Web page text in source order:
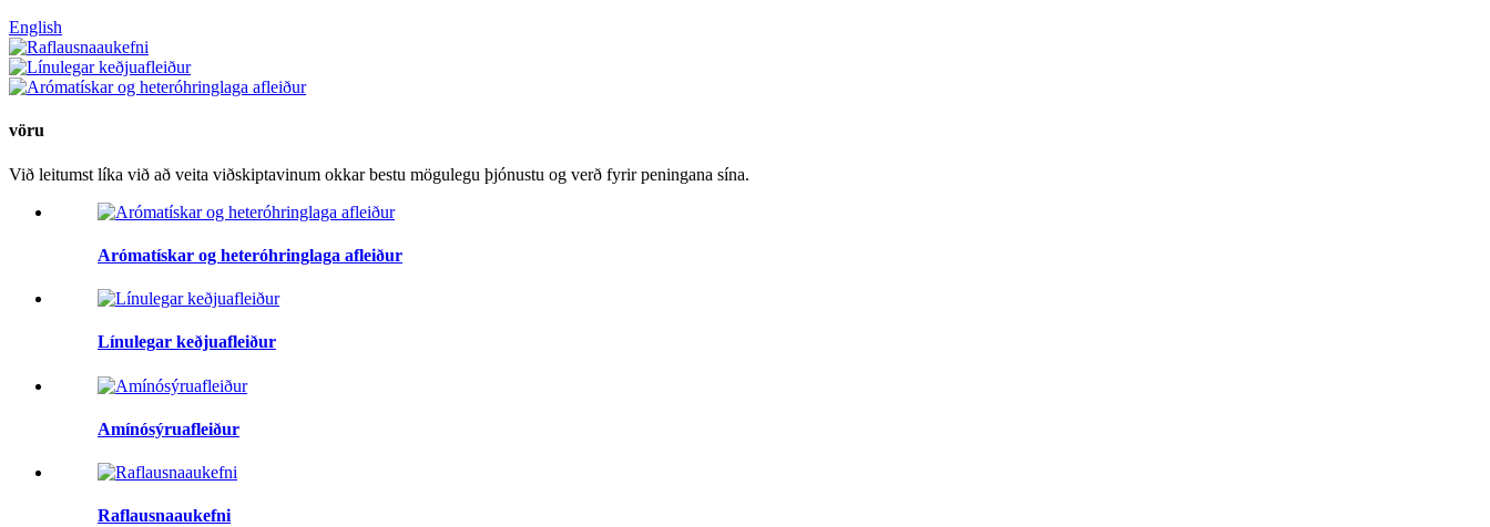
English
vöru
Við leitumst líka við að veita viðskiptavinum okkar bestu mögulegu þjónustu og verð fyrir peningana sína.
Arómatískar og heteróhringlaga afleiður
Línulegar keðjuafleiður
Amínósýruafleiður
Raflausnaaukefni